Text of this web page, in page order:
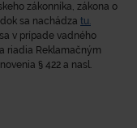
zákonníka, zákona o
sa nachádza tu.
v prípade vadného
riadia Reklamačným
§ 422 a nasl.